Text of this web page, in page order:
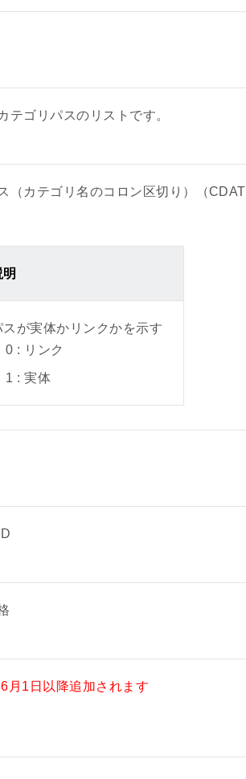
すぐ利用フラグ）
。
入：定期購入ポイント倍率）
。
ショッピング検索フラグ）
ギフト出品設定）
フト手数料）
ト用商品画像）
テゴリパスのリストです。
（カテゴリ名のコロン区切り）（CDAT
明
スが実体かリンクかを示す
0 : リンク
1 : 実体
月1日以降追加されます